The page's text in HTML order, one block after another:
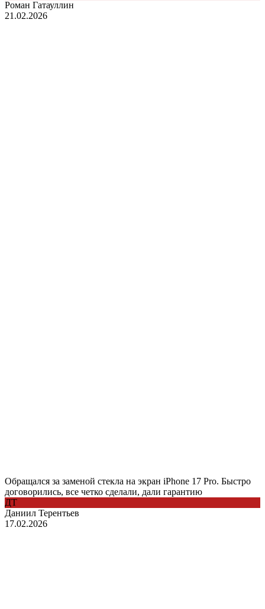
Роман Гатауллин
21.02.2026
Обращался за заменой стекла на экран iPhone 17 Pro. Быстро
договорились, все четко сделали, дали гарантию
ДТ
Даниил Терентьев
17.02.2026